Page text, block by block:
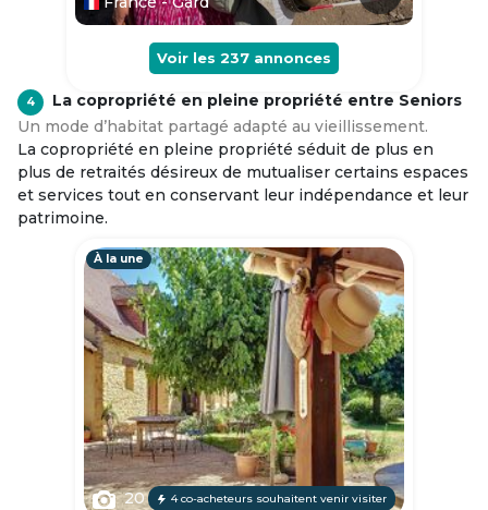
Voir les 237 annonces
4
La copropriété en pleine propriété entre Seniors
Un mode d’habitat partagé adapté au vieillissement.
La copropriété en pleine propriété séduit de plus en
plus de retraités désireux de mutualiser certains espaces
et services tout en conservant leur indépendance et leur
patrimoine.
À la une
20 4 co-acheteurs souhaitent venir visiter